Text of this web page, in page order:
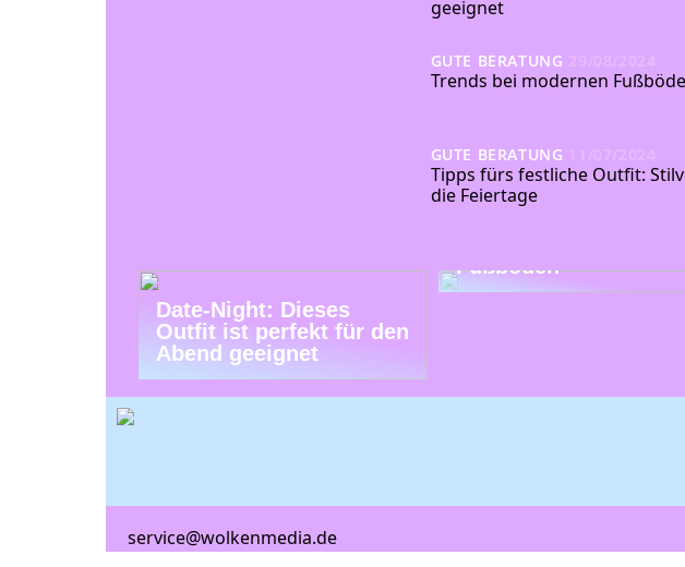
geeignet
GUTE BERATUNG
Trends bei modernen
GUTE BERATUNG
Tipps fürs festliche Outfit:
die Feiertage
Date-Night: Dieses
Outfit ist perfekt für den
Abend geeignet
Fußböden
service@wolkenmedia.de